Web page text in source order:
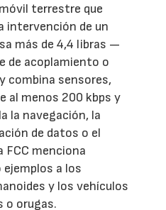
terrestre que
intervención de un
más de 4,4 libras —
de acoplamiento o
sensores,
al menos 200 kbps y
la navegación, la
de datos o el
FCC menciona
a los
y los vehículos
o orugas.